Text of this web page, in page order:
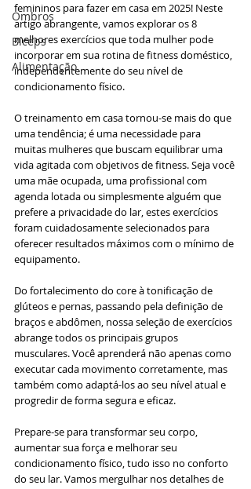
Ombros
Bíceps
Alimentação
femininos para fazer em casa em 2025! Neste
artigo abrangente, vamos explorar os 8
melhores exercícios que toda mulher pode
incorporar em sua rotina de fitness doméstico,
independentemente do seu nível de
condicionamento físico.
O treinamento em casa tornou-se mais do que
uma tendência; é uma necessidade para
muitas mulheres que buscam equilibrar uma
vida agitada com objetivos de fitness. Seja você
uma mãe ocupada, uma profissional com
agenda lotada ou simplesmente alguém que
prefere a privacidade do lar, estes exercícios
foram cuidadosamente selecionados para
oferecer resultados máximos com o mínimo de
equipamento.
Do fortalecimento do core à tonificação de
glúteos e pernas, passando pela definição de
braços e abdômen, nossa seleção de exercícios
abrange todos os principais grupos
musculares. Você aprenderá não apenas como
executar cada movimento corretamente, mas
também como adaptá-los ao seu nível atual e
progredir de forma segura e eficaz.
Prepare-se para transformar seu corpo,
aumentar sua força e melhorar seu
condicionamento físico, tudo isso no conforto
do seu lar. Vamos mergulhar nos detalhes de